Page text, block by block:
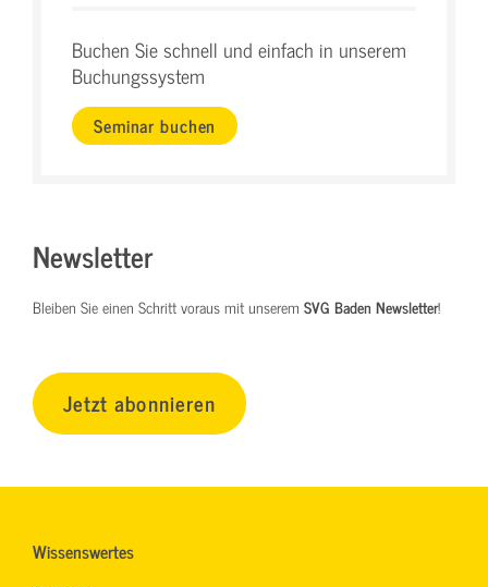
Buchen Sie schnell und einfach in unserem
Buchungssystem
Seminar buchen
Newsletter
Bleiben Sie einen Schritt voraus mit unserem SVG Baden Newsletter!
Jetzt abonnieren
Wissenswertes